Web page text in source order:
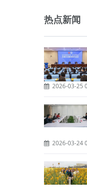
热点新闻
2026-03-25
2026-03-24